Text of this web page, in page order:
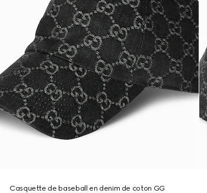
Casquette de baseball en denim de coton GG